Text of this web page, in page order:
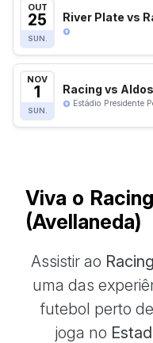
OUT
25
SUN.
River Plate vs
NOV
1
SUN.
Racing vs
Estádio Presidente
Viva o
(Avellaneda)
Assistir ao
uma das
futebol perto
joga no